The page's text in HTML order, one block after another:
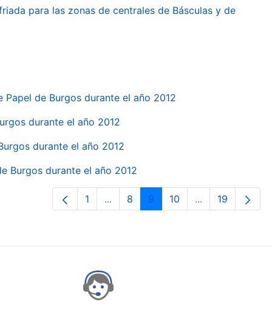
para las zonas de centrales de Básculas y de
de Burgos durante el año 2012
durante el año 2012
durante el año 2012
Burgos durante el año 2012
Orrialdea
1 ...Intermediate Pages Use TAB to
Orrialdea
8 Orrialdea
9 Orrialdea
10 ...Intermediate
Orrialdea
19